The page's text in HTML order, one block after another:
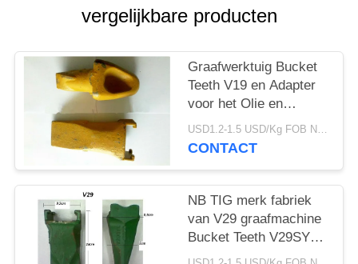
vergelijkbare producten
Graafwerktuig Bucket
Teeth V19 en Adapter
voor het Olie en
Overzeese Boorwerk USD1.2-1.5 USD/Kg FOB Ningbo MOQ:2 ton
CONTACT
NB TIG merk fabriek
van V29 graafmachine
Bucket Teeth V29SYL
En Adapter, Rock Teeth